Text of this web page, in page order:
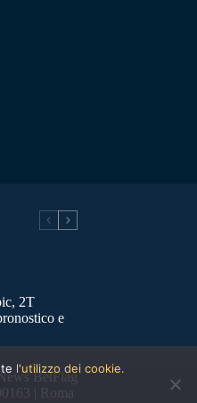
2T
e
BetFlag
| Roma
l'utilizzo dei cookie.